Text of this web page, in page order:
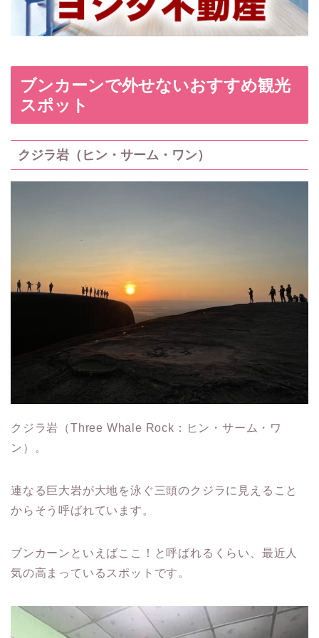
ブンカーンで外せないおすすめ観光
スポット
クジラ岩（ヒン・サーム・ワン）
クジラ岩（Three Whale Rock：ヒン・サーム・ワ
ン）。
連なる巨大岩が大地を泳ぐ三頭のクジラに見えること
からそう呼ばれています。
ブンカーンといえばここ！と呼ばれるくらい、最近人
気の高まっているスポットです。